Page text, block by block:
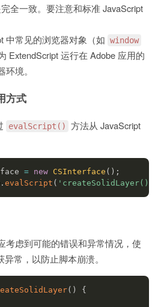
全一致。要注意和标准 JavaScript
中常见的浏览器对象（如 window
ExtendScript 运行在 Adobe 应用的
境。
方式
evalScript()
方法从 JavaScript
= new CSInterface ( ) ;
. evalScript ( 'createSolidLayer()'
考虑到可能的错误和异常情况，使
异常，以防止脚本崩溃。
( )
{